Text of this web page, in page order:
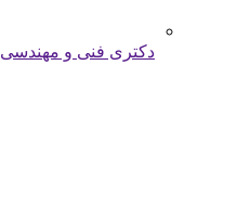
دکتری فنی و مهندسی